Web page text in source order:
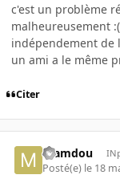
c'est un problème
malheureusement :(
indépendement de
un ami a le même
Citer
mamdou
Posté(e) le 18